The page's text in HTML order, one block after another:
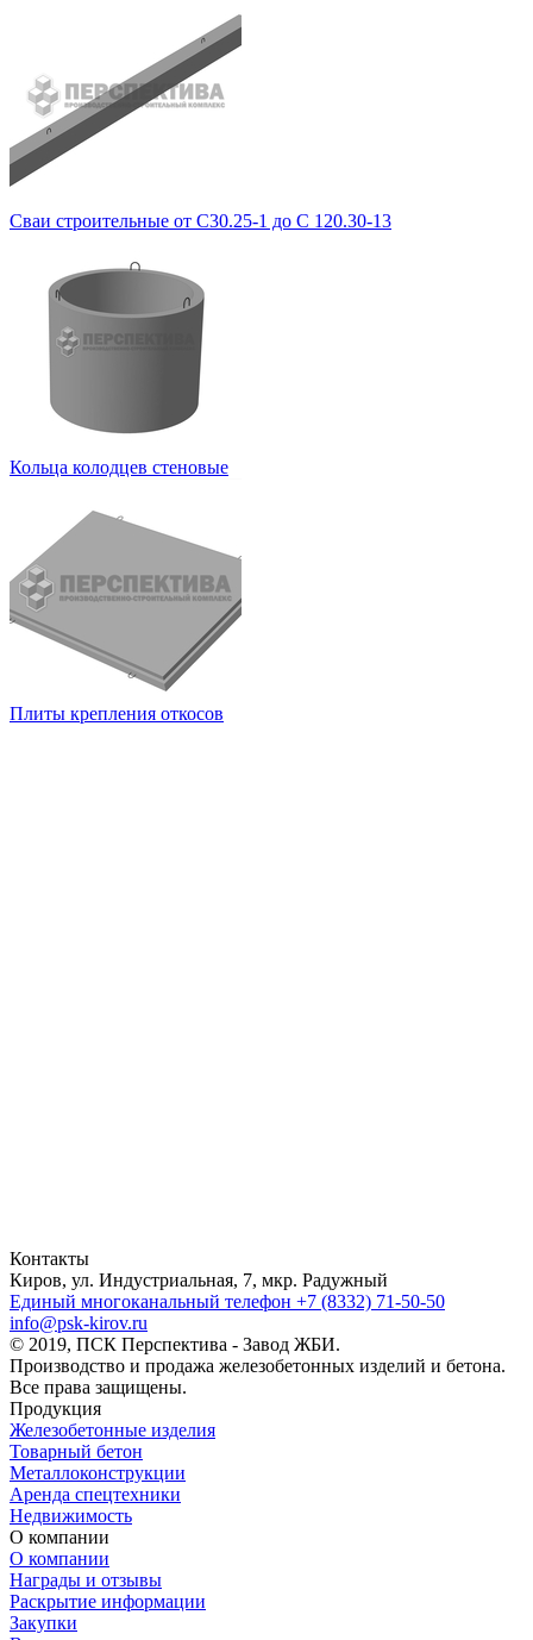
Сваи строительные от С30.25-1 до С 120.30-13
Кольца колодцев стеновые
Плиты крепления откосов
Контакты
Киров, ул. Индустриальная, 7, мкр. Радужный
Единый многоканальный телефон +7 (8332) 71-50-50
info@psk-kirov.ru
© 2019, ПСК Перспектива - Завод ЖБИ.
Производство и продажа железобетонных изделий и бетона.
Все права защищены.
Продукция
Железобетонные изделия
Товарный бетон
Металлоконструкции
Аренда спецтехники
Недвижимость
О компании
О компании
Награды и отзывы
Раскрытие информации
Закупки